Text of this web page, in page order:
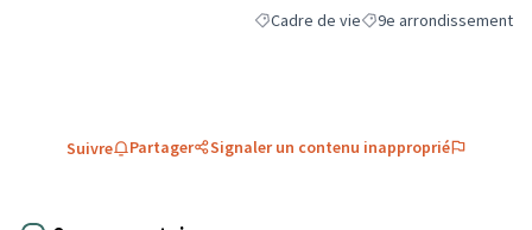
Filtrer les résultats de la catégorie :
Cadre de vieFiltrer les résultats
9e arrondissement
Suivre Partager Signaler un contenu inapproprié